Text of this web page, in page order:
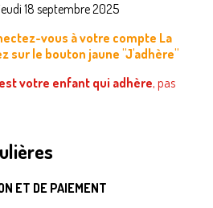
18 septembre 2025
vous à votre compte La
sur le bouton jaune "J'adhère"
votre enfant qui adhère, pas
ET DE PAIEMENT